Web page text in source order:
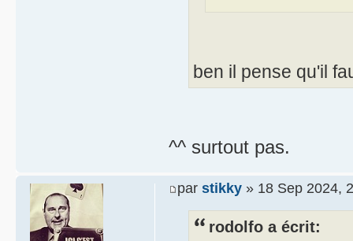
ben il pense qu'il
^^ surtout pas.
par stikky » 18 Sep 2024,
rodolfo a écrit: